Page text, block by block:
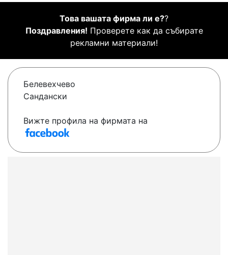
Това вашата фирма ли е??
Поздравления! Проверете как да събирате
рекламни материали!
Белевехчево
Сандански
Вижте профила на фирмата на